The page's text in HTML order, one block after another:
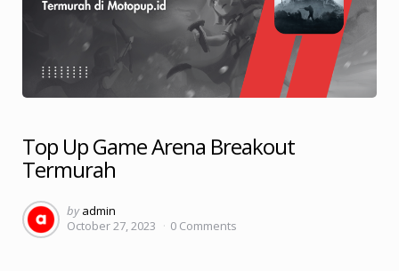
Top Up Game Arena Breakout
Termurah
Posted
by
by admin
October 27, 2023
0 Comments